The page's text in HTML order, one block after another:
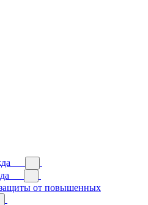
от повышенных